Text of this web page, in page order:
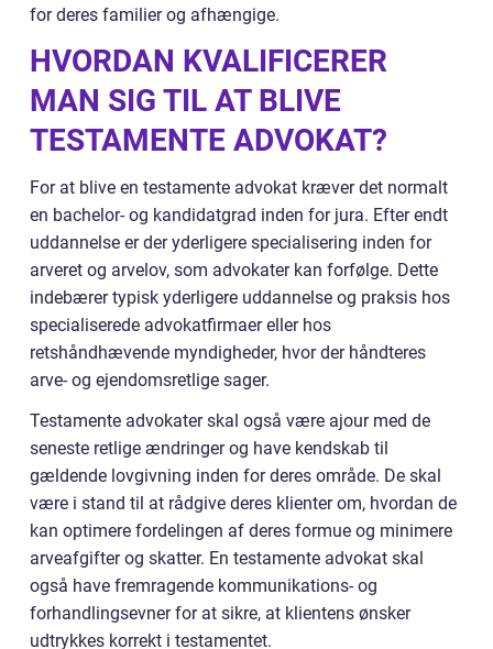
for deres familier og afhængige.
HVORDAN KVALIFICERER
MAN SIG TIL AT BLIVE
TESTAMENTE ADVOKAT?
For at blive en testamente advokat kræver det normalt
en bachelor- og kandidatgrad inden for jura. Efter endt
uddannelse er der yderligere specialisering inden for
arveret og arvelov, som advokater kan forfølge. Dette
indebærer typisk yderligere uddannelse og praksis hos
specialiserede advokatfirmaer eller hos
retshåndhævende myndigheder, hvor der håndteres
arve- og ejendomsretlige sager.
Testamente advokater skal også være ajour med de
seneste retlige ændringer og have kendskab til
gældende lovgivning inden for deres område. De skal
være i stand til at rådgive deres klienter om, hvordan de
kan optimere fordelingen af deres formue og minimere
arveafgifter og skatter. En testamente advokat skal
også have fremragende kommunikations- og
forhandlingsevner for at sikre, at klientens ønsker
udtrykkes korrekt i testamentet.